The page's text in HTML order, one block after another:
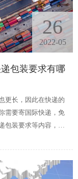
26
2022-05
包装要求有哪
更长，因此在快递的
需要寄国际快递，免
装要求等内容，根